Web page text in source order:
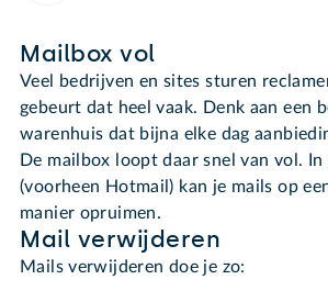
Mailbox vol
Veel bedrijven en sites sturen
gebeurt dat heel vaak. Denk aan een
warenhuis dat bijna elke dag
De mailbox loopt daar snel van vol.
(voorheen Hotmail) kan je mails op
manier opruimen.
Mail verwijderen
Mails verwijderen doe je zo: